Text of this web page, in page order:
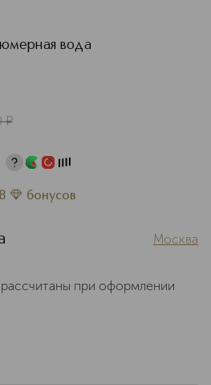
вода
¤
бонусов
Москва
при оформлении